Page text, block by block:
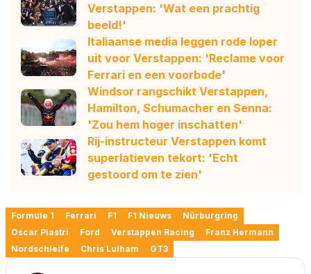
Verstappen: 'Wat een prachtig
beeld!'
Italiaanse media leggen rode loper
uit voor Verstappen: 'Reclame voor
Ferrari en een voorbode'
Windsor rangschikt Verstappen,
Hamilton, Schumacher en Senna:
'Zou hem hoger inschatten'
Rij-instructeur Verstappen komt
superlatieven tekort: 'Echt
gestoord om te zien'
Formule 1 Ferrari F1 F1 Nieuws
Nürburgring
Oscar Piastri
Ford Verstappen Racing
Franz Hermann
Nordschleife
Chris Lulham GT3